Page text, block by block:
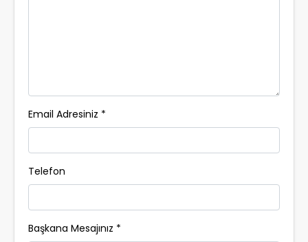
Email Adresiniz *
Telefon
Başkana Mesajınız *